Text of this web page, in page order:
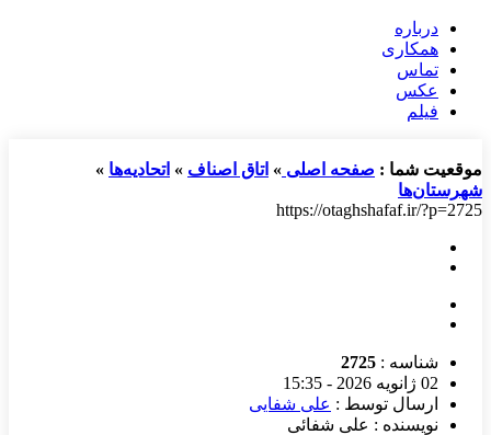
درباره
همکاری
تماس
عکس
فیلم
موقعیت شما : صفحه اصلی » اتاق اصناف » اتحادیه‌ها »
شهرستان‌ها
https://otaghshafaf.ir/?p=2725
شناسه : 2725
02 ژانویه 2026 - 15:35
ارسال توسط : علی شفایی
نویسنده : علی شفائی